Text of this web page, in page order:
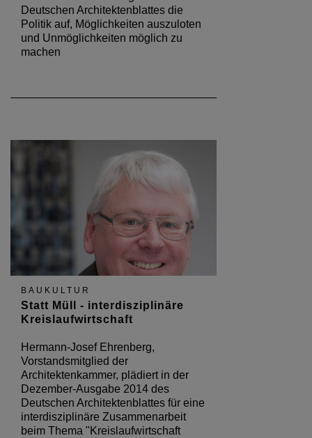
Deutschen Architektenblattes die
Politik auf, Möglichkeiten auszuloten
und Unmöglichkeiten möglich zu
machen
BAUKULTUR
Statt Müll - interdisziplinäre
Kreislaufwirtschaft
Hermann-Josef Ehrenberg,
Vorstandsmitglied der
Architektenkammer, plädiert in der
Dezember-Ausgabe 2014 des
Deutschen Architektenblattes für eine
interdisziplinäre Zusammenarbeit
beim Thema "Kreislaufwirtschaft